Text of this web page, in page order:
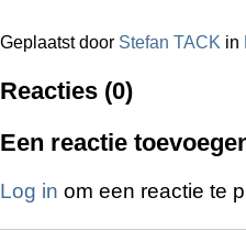
Geplaatst door Stefan TACK in
Reacties (0)
Een reactie
Log in om een reactie te